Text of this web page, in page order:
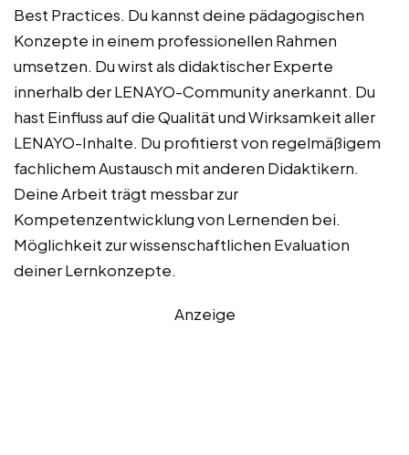
Best Practices. Du kannst deine pädagogischen
Konzepte in einem professionellen Rahmen
umsetzen. Du wirst als didaktischer Experte
innerhalb der LENAYO-Community anerkannt. Du
hast Einfluss auf die Qualität und Wirksamkeit aller
LENAYO-Inhalte. Du profitierst von regelmäßigem
fachlichem Austausch mit anderen Didaktikern.
Deine Arbeit trägt messbar zur
Kompetenzentwicklung von Lernenden bei.
Möglichkeit zur wissenschaftlichen Evaluation
deiner Lernkonzepte.
Anzeige